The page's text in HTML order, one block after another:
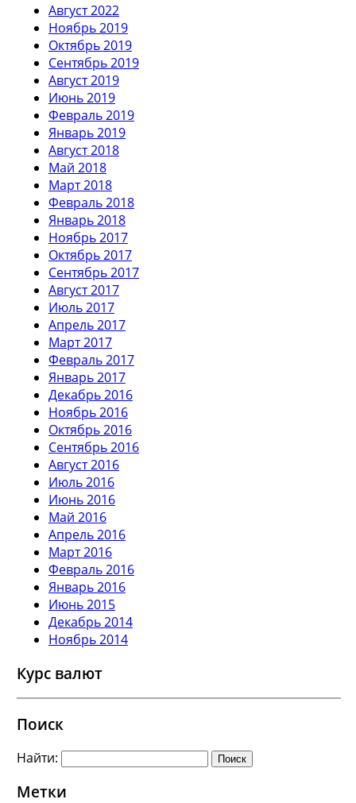
Август 2022
Ноябрь 2019
Октябрь 2019
Сентябрь 2019
Август 2019
Июнь 2019
Февраль 2019
Январь 2019
Август 2018
Май 2018
Март 2018
Февраль 2018
Январь 2018
Ноябрь 2017
Октябрь 2017
Сентябрь 2017
Август 2017
Июль 2017
Апрель 2017
Март 2017
Февраль 2017
Январь 2017
Декабрь 2016
Ноябрь 2016
Октябрь 2016
Сентябрь 2016
Август 2016
Июль 2016
Июнь 2016
Май 2016
Апрель 2016
Март 2016
Февраль 2016
Январь 2016
Июнь 2015
Декабрь 2014
Ноябрь 2014
Курс валют
Поиск
Найти:
Метки